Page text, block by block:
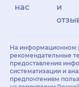
нас
и
На информационном
рекомендательные
предоставления
систематизации и
предпочтениям